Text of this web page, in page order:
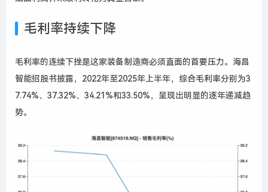
毛利率持续下降
毛利率的连续下挫是这家装备制造商必须直面的首要压力。海昌
智能招股书披露，2022年至2025年上半年，综合毛利率分别为3
7.74%、37.32%、34.21%和33.50%，呈现出明显的逐年递减趋
势。